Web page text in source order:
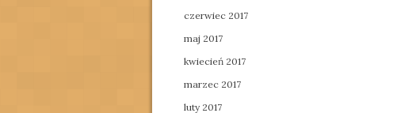
czerwiec 2017
maj 2017
kwiecień 2017
marzec 2017
luty 2017